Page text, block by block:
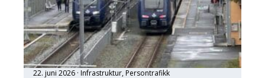
22. juni 2026 Infrastruktur, Persontrafikk